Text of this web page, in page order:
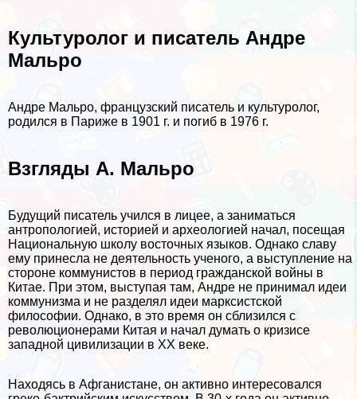
Культуролог и писатель Андре
Мальро
Андре Мальро, французский писатель и культуролог,
родился в Париже в 1901 г. и погиб в 1976 г.
Взгляды А. Мальро
Будущий писатель учился в лицее, а заниматься
антропологией, историей и археологией начал, посещая
Национальную школу восточных языков. Однако славу
ему принесла не деятельность ученого, а выступление на
стороне коммунистов в период гражданской войны в
Китае. При этом, выступая там, Андре не принимал идеи
коммунизма и не разделял идеи марксистской
философии. Однако, в это время он сблизился с
революционерами Китая и начал думать о кризисе
западной цивилизации в XX веке.
Находясь в Афганистане, он активно интересовался